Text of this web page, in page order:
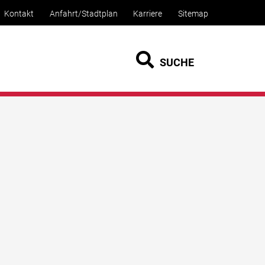
Kontakt Anfahrt/Stadtplan Karriere Sitemap
SUCHE